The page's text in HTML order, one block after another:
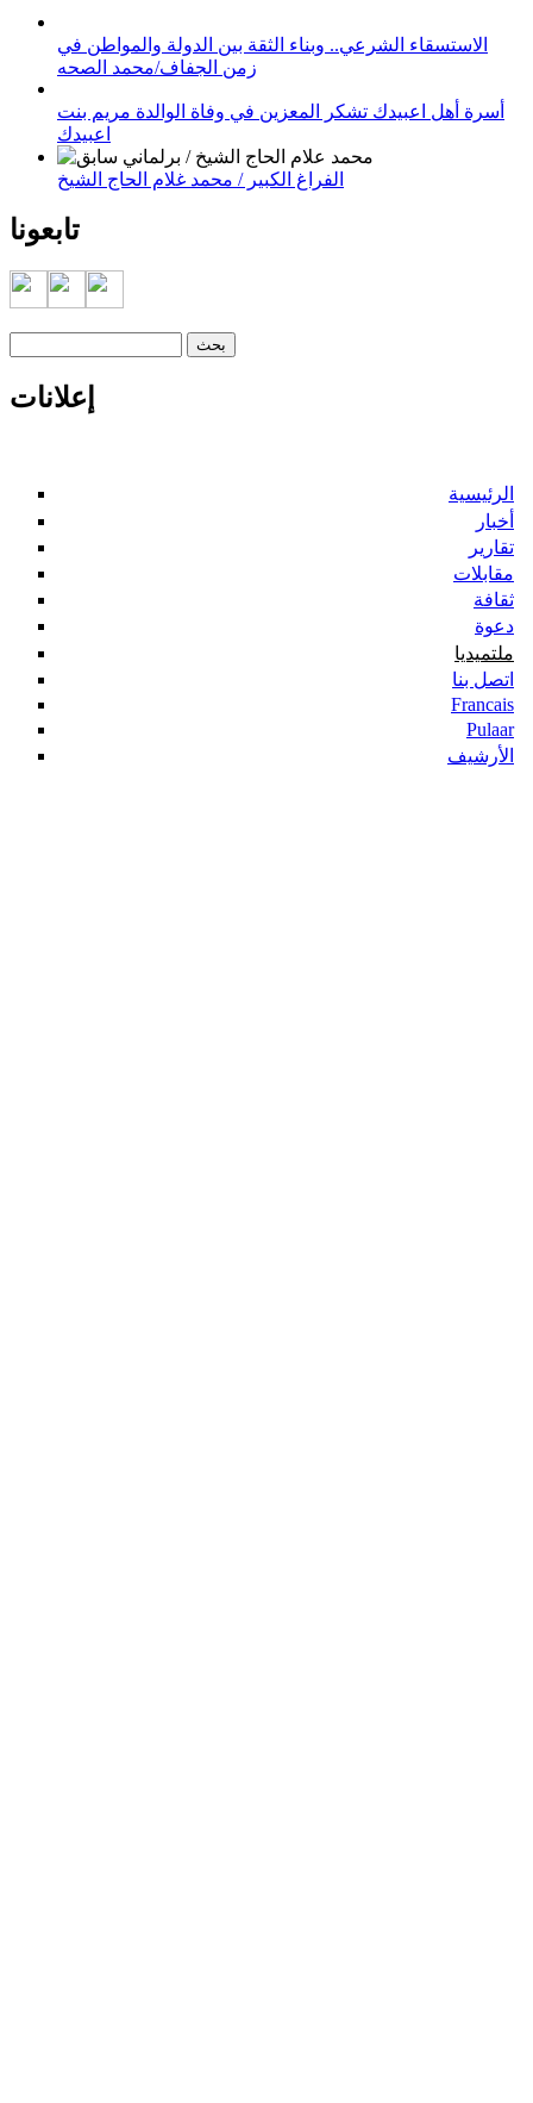
الاستسقاء الشرعي.. وبناء الثقة بين الدولة والمواطن في
زمن الجفاف/محمد الصحه
أسرة أهل اعبيدك تشكر المعزين في وفاة الوالدة مريم بنت
اعبيدك
الفراغ الكبير / محمد غلام الحاج الشيخ
تابعونا
إعلانات
الرئيسية
أخبار
تقارير
مقابلات
ثقافة
دعوة
ملتميديا
اتصل بنا
Francais
Pulaar
الأرشيف